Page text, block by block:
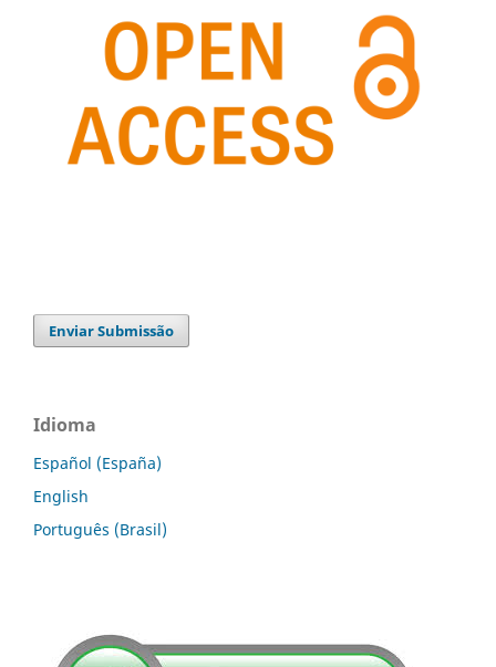
Enviar Submissão
Idioma
Español (España)
English
Português (Brasil)